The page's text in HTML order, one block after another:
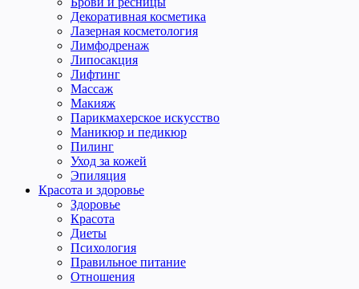
Декоративная косметика
Лазерная косметология
Лимфодренаж
Липосакция
Лифтинг
Массаж
Макияж
Парикмахерское искусство
Маникюр и педикюр
Пилинг
Уход за кожей
Эпиляция
Красота и здоровье
Здоровье
Красота
Диеты
Психология
Правильное питание
Отношения